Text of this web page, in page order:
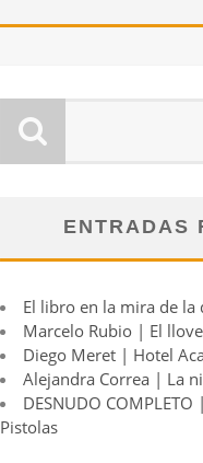
ENTRADAS
El libro en la mira de la
Marcelo Rubio | El
Diego Meret | Hotel
Alejandra Correa | La
DESNUDO
Pistolas